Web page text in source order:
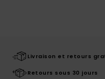
Livraison et retours
Retours sous 30 jours